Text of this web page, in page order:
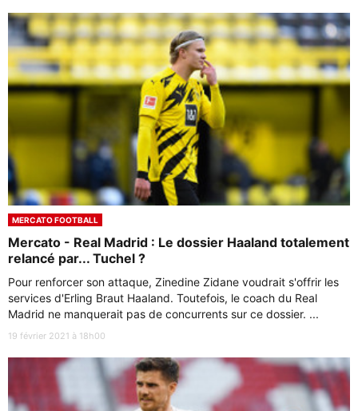
MERCATO FOOTBALL
Mercato - Real Madrid : Le dossier Haaland totalement
relancé par... Tuchel ?
Pour renforcer son attaque, Zinedine Zidane voudrait s'offrir les
services d'Erling Braut Haaland. Toutefois, le coach du Real
Madrid ne manquerait pas de concurrents sur ce dossier. ...
19 février 2021 à 18h00